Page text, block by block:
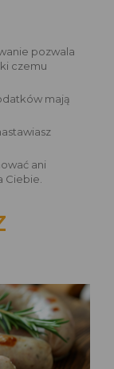
pozwala
czemu
mają
ani
Ciebie.